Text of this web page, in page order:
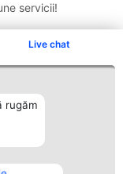
Live chat
rugăm
servicii!